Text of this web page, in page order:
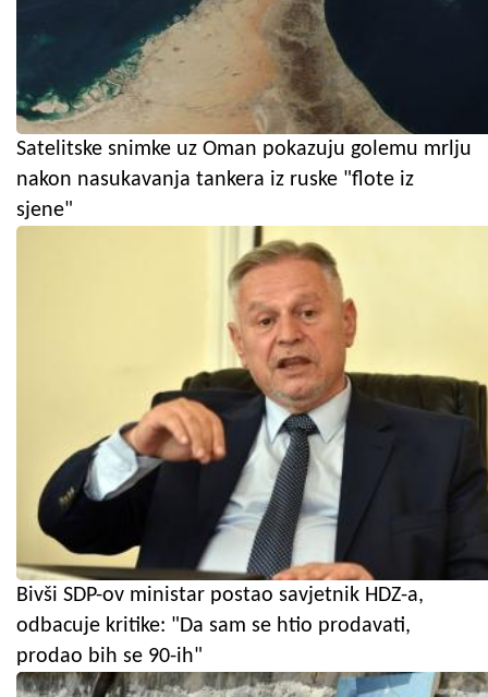
Satelitske snimke uz Oman pokazuju golemu mrlju
nakon nasukavanja tankera iz ruske "flote iz
sjene"
Bivši SDP-ov ministar postao savjetnik HDZ-a,
odbacuje kritike: "Da sam se htio prodavati,
prodao bih se 90-ih"